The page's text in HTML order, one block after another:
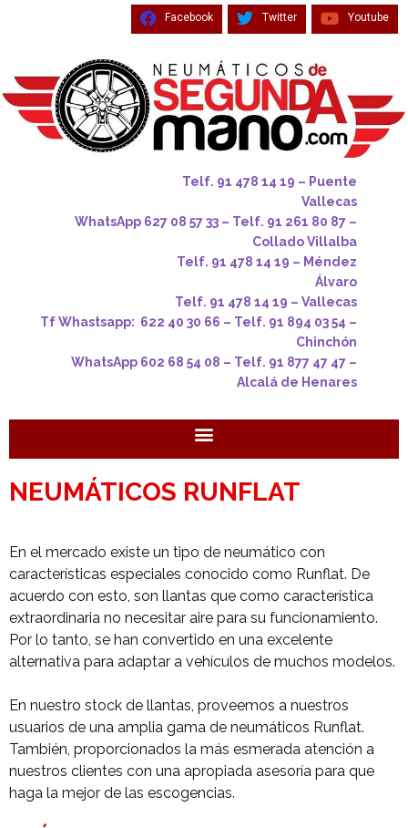
Facebook Twitter Youtube
Telf. 91 478 14 19 – Puente
Vallecas
WhatsApp 627 08 57 33 – Telf. 91 261 80 87 –
Collado Villalba
Telf. 91 478 14 19 – Méndez
Álvaro
Telf. 91 478 14 19 – Vallecas
Tf Whastsapp: 622 40 30 66 – Telf. 91 894 03 54 –
Chinchón
WhatsApp 602 68 54 08 – Telf. 91 877 47 47 –
Alcalá de Henares
NEUMÁTICOS RUNFLAT
En el mercado existe un tipo de neumático con
características especiales conocido como Runflat. De
acuerdo con esto, son llantas que como característica
extraordinaria no necesitar aire para su funcionamiento.
Por lo tanto, se han convertido en una excelente
alternativa para adaptar a vehículos de muchos modelos.
En nuestro stock de llantas, proveemos a nuestros
usuarios de una amplia gama de neumáticos Runflat.
También, proporcionados la más esmerada atención a
nuestros clientes con una apropiada asesoría para que
haga la mejor de las escogencias.